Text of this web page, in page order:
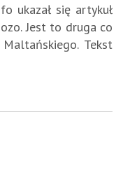
ukazał się artykuł
Jest to druga co
Tekst